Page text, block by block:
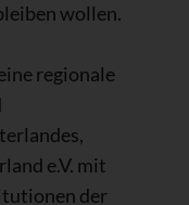
wollen.
regionale
e.V. mit
der